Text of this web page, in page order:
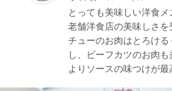
とっても美味しい洋食メ
老舗洋食店の美味しさ
チューのお肉はとろけ
し、ビーフカツのお肉
よりソースの味つけが